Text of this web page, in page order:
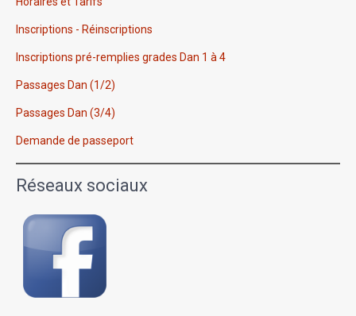
Inscriptions - Réinscriptions
Inscriptions pré-remplies grades Dan 1 à 4
Passages Dan (1/2)
Passages Dan (3/4)
Demande de passeport
Réseaux sociaux